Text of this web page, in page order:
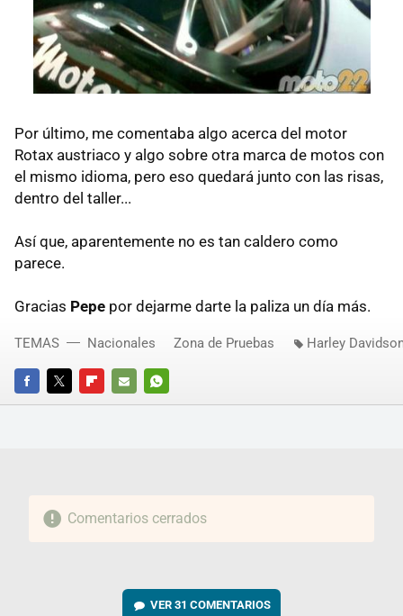
Por último, me comentaba algo acerca del motor
Rotax austriaco y algo sobre otra marca de motos con
el mismo idioma, pero eso quedará junto con las risas,
dentro del taller...
Así que, aparentemente no es tan caldero como
parece.
Gracias Pepe por dejarme darte la paliza un día más.
FACEBOOKTWITTERFLIPBOARD
E-
WHATSAPP
TEMAS Nacionales Zona de Pruebas Harley
Comentarios cerrados
VER 31 COMENTARIOS